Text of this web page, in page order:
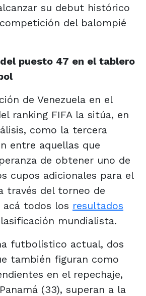
su debut histórico
del balompié
puesto 47 en el tablero
de Venezuela en el
ranking FIFA la sitúa, en
como la tercera
entre aquellas que
de obtener uno de
cupos adicionales para el
través del torneo de
acá todos los resultados
mundialista.
futbolístico actual, dos
también figuran como
en el repechaje,
(33), superan a la